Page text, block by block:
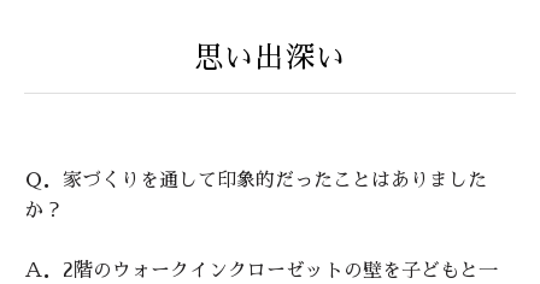
思い出深い
Ｑ．家づくりを通して印象的だったことはありました
か？
Ａ．2階のウォークインクローゼットの壁を子どもと一